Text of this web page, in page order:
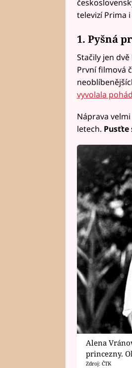
televizí Prima
1. Pyšná
Stačily jen
První filmová
vyvolala
Náprava
letech. Pusťte
Alena
princezny.
Zdroj: ČTK